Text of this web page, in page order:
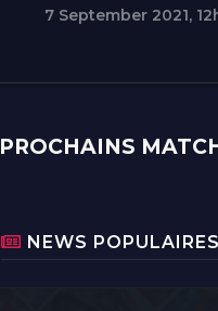
7 September 2021,
PROCHAINS
NEWS POPULAIRES